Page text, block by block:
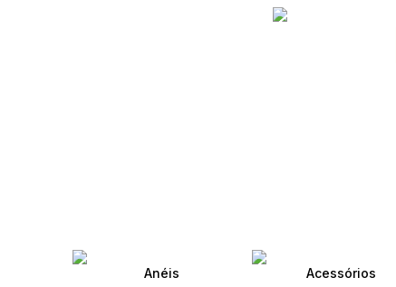
Anéis Acessórios